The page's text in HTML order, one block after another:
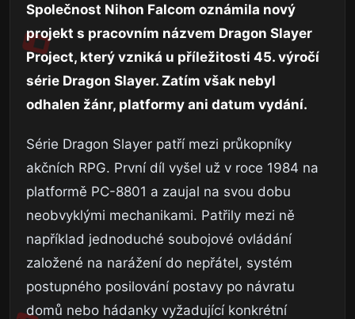
Společnost Nihon Falcom oznámila nový
projekt s pracovním názvem Dragon Slayer
Project, který vzniká u příležitosti 45. výročí
série Dragon Slayer. Zatím však nebyl
odhalen žánr, platformy ani datum vydání.
Série Dragon Slayer patří mezi průkopníky
akčních RPG. První díl vyšel už v roce 1984 na
platformě PC-8801 a zaujal na svou dobu
neobvyklými mechanikami. Patřily mezi ně
například jednoduché soubojové ovládání
založené na narážení do nepřátel, systém
postupného posilování postavy po návratu
domů nebo hádanky vyžadující konkrétní